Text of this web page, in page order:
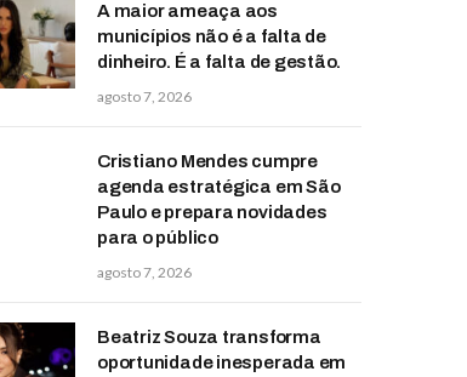
A maior ameaça aos
municípios não é a falta de
dinheiro. É a falta de gestão.
agosto 7, 2026
Cristiano Mendes cumpre
agenda estratégica em São
Paulo e prepara novidades
para o público
agosto 7, 2026
Beatriz Souza transforma
oportunidade inesperada em